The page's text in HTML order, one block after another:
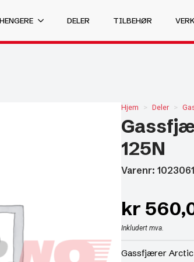
DELER TILBEHØR
Hjem Deler
125N
Varenr: 1023061
kr
Inkludert mva.
Gassfjærer Arctic